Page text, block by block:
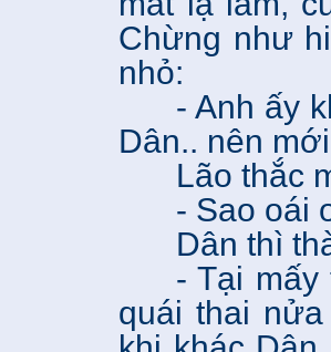
Chừng như
nhỏ:
- Anh ấy
Dân.. nên
Lão thắc
- Sao oái
Dân thì
- Tại
quái thai